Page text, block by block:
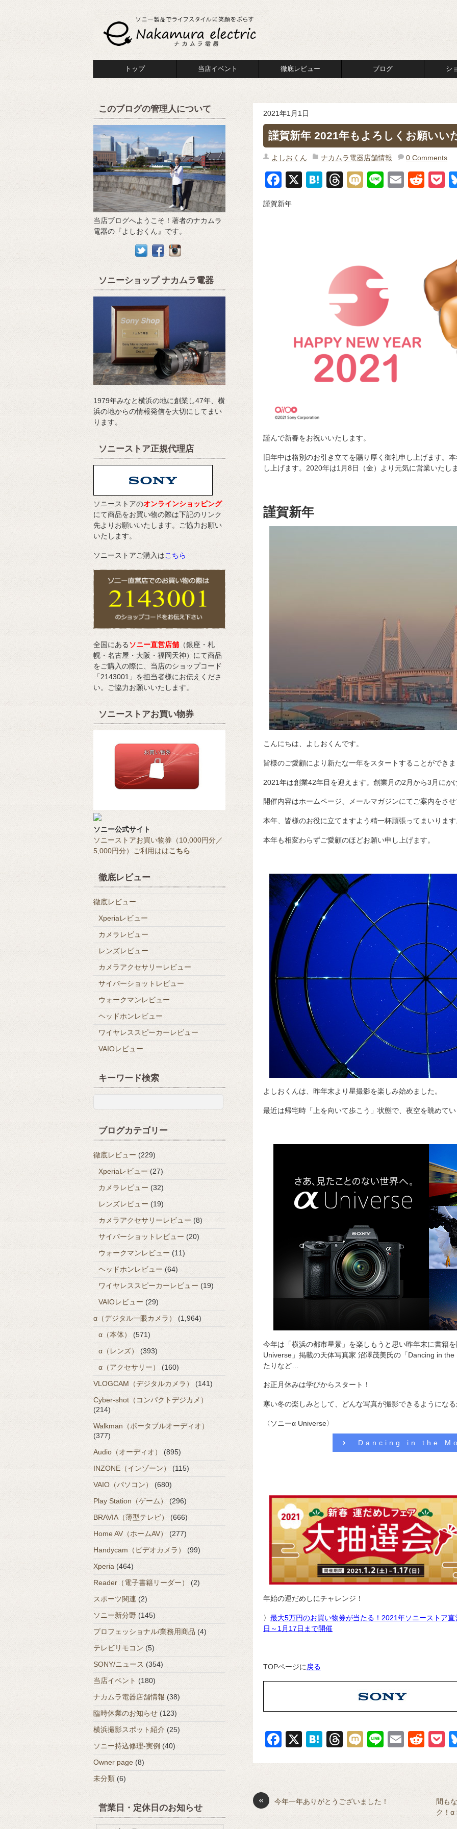
トップ 当店イベント 徹底レビュー ブログ シ
2021年1月1日
謹賀新年 2021年もよろしくお願いい
よしおくん ナカムラ電器店舗情報 0 Comments
F
a
c
X
H
T
M
Li
E
R
P
謹賀新年
謹んで新春をお祝いいたします。
旧年中は格別のお引き立てを賜り厚く御礼申し上げます。
し上げます。2020年は1月8日（金）より元気に営業いたし
謹賀新年
こんにちは、よしおくんです。
皆様のご愛顧により新たな一年をスタートすることができ
2021年は創業42年目を迎えます。創業月の2月から3月にか
開催内容はホームページ、メールマガジンにてご案内をさ
本年、皆様のお役に立てますよう精一杯頑張ってまいりま
本年も相変わらずご愛顧のほどお願い申し上げます。
よしおくんは、昨年末より星撮影を楽しみ始めました。
最近は帰宅時「上を向いて歩こう」状態で、夜空を眺めて
今年は「横浜の都市星景」を楽しもうと思い昨年末に書籍
Universe」掲載の天体写真家 沼澤茂美氏の「Dancing in
たりなど…
お正月休みは学びからスタート！
寒い冬の楽しみとして、どんな写真が撮影できるようにな
〈ソニーα Universe〉
Dancing in the
年始の運だめしにチャレンジ！
〉 最大5万円のお買い物券が当たる！2021年ソニーストア
日～1月17日まで開催
TOPページに戻る
F
e
b
X
H
n
a
T
d
M
Li
e
E
R
d
di
P
« 今年一年ありがとうございました！
間も
ク！α
このブログの管理人について
当店ブログへようこそ！著者のナカムラ
電器の『よしおくん』です。
ソニーショップ ナカムラ電器
1979年みなと横浜の地に創業し47年、横
浜の地からの情報発信を大切にしてまい
ります。
ソニーストア正規代理店
ソニーストアのオンラインショッピング
にて商品をお買い物の際は下記のリンク
先よりお願いいたします。ご協力お願い
いたします。
ソニーストアご購入はこちら
全国にあるソニー直営店舗 （銀座・札
幌・名古屋・大阪・福岡天神）にて商品
をご購入の際に、当店のショップコード
「2143001」を担当者様にお伝えくださ
い。ご協力お願いいたします。
ソニーストアお買い物券
ソニー公式サイト
ソニーストアお買い物券（10,000円分／
5,000円分）ご利用ははこちら
徹底レビュー
徹底レビュー
Xperiaレビュー
カメラレビュー
レンズレビュー
カメラアクセサリーレビュー
サイバーショットレビュー
ウォークマンレビュー
ヘッドホンレビュー
ワイヤレススピーカーレビュー
VAIOレビュー
キーワード検索
ブログカテゴリー
徹底レビュー (229)
Xperiaレビュー(27)
カメラレビュー (32)
レンズレビュー (19)
カメラアクセサリーレビュー (8)
サイバーショットレビュー (20)
ウォークマンレビュー (11)
ヘッドホンレビュー (64)
ワイヤレススピーカーレビュー (19)
VAIOレビュー (29)
α（デジタル一眼カメラ）
(1,964)
α（本体）
(571)
α（レンズ）
(393)
α（アクセサリー）
(160)
VLOGCAM（デジタルカメラ）
(141)
Cyber-shot（コンパクトデジカメ）
(214)
Walkman（ポータブルオーディオ）
(377)
Audio（オーディオ）
(895)
INZONE（インゾーン）
(115)
VAIO（パソコン）
(680)
Play Station（ゲーム）
(296)
BRAVIA（薄型テレビ）
(666)
Home AV（ホームAV）
(277)
Handycam（ビデオカメラ）
(99)
Xperia (464)
Reader（電子書籍リーダー）
(2)
スポーツ関連 (2)
ソニー新分野 (145)
プロフェッショナル/業務用商品 (4)
テレビリモコン (5)
SONY/ニュース (354)
当店イベント (180)
ナカムラ電器店舗情報 (38)
臨時休業のお知らせ (123)
横浜撮影スポット紹介 (25)
ソニー持込修理-実例 (40)
Owner page (8)
未分類 (6)
営業日・定休日のお知らせ